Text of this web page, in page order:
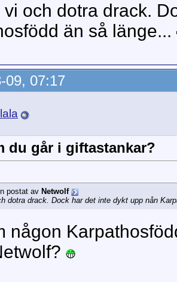
vi och dotra drack.
än så länge...
09, 07:17
du går i giftastankar?
postat av Netwolf
dotra drack. Dock har det inte dykt upp nån
någon